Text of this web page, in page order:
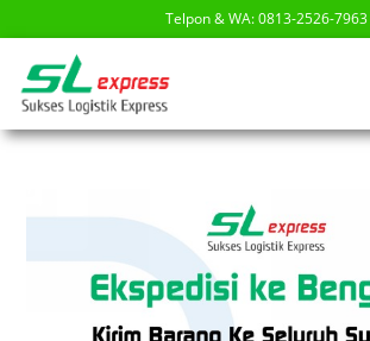
Telpon & WA: 0813-2526-7963